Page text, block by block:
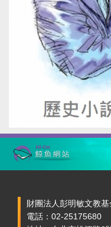
財團法人彭明敏文教基
電話：02-25175680